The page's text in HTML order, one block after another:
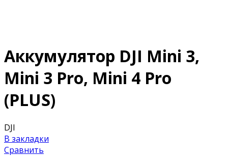
Аккумулятор DJI Mini 3,
Mini 3 Pro, Mini 4 Pro
(PLUS)
DJI
В закладки
Сравнить